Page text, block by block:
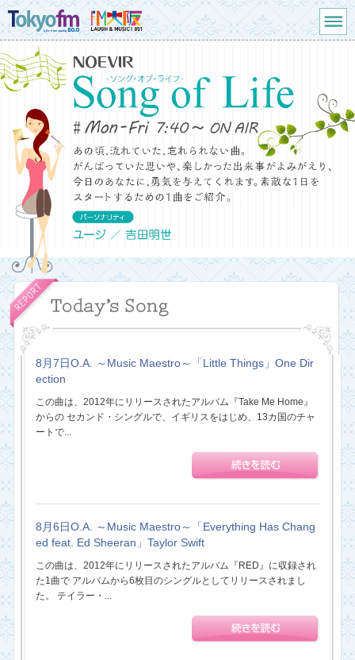
8月7日O.A. ～Music Maestro～「Little Things」One Dir
ection
この曲は、2012年にリリースされたアルバム『Take Me Home』
からの セカンド・シングルで、イギリスをはじめ、13カ国のチャ
ートで...
8月6日O.A. ～Music Maestro～「Everything Has Chang
ed feat. Ed Sheeran」Taylor Swift
この曲は、2012年にリリースされたアルバム『RED』に収録され
た1曲で アルバムから6枚目のシングルとしてリリースされまし
た。 テイラー・...